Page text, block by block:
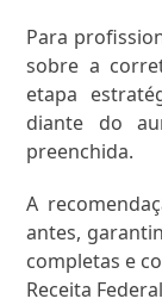
Para
sobre a
etapa
diante do
preenchida.
A
antes,
completas e
Receita